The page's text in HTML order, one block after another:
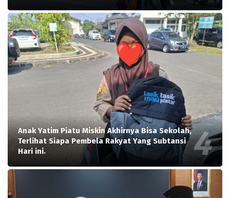
Anak Yatim Piatu Miskin Akhirnya Bisa Sekolah,
Terlihat Siapa Pembela Rakyat Yang Subtansi
Hari ini.